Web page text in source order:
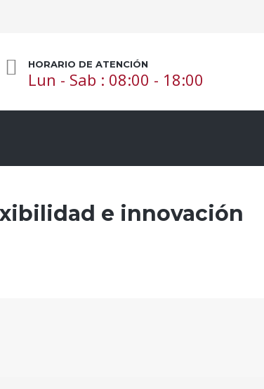
HORARIO DE ATENCIÓN
Lun - Sab : 08:00 - 18:00
e innovación